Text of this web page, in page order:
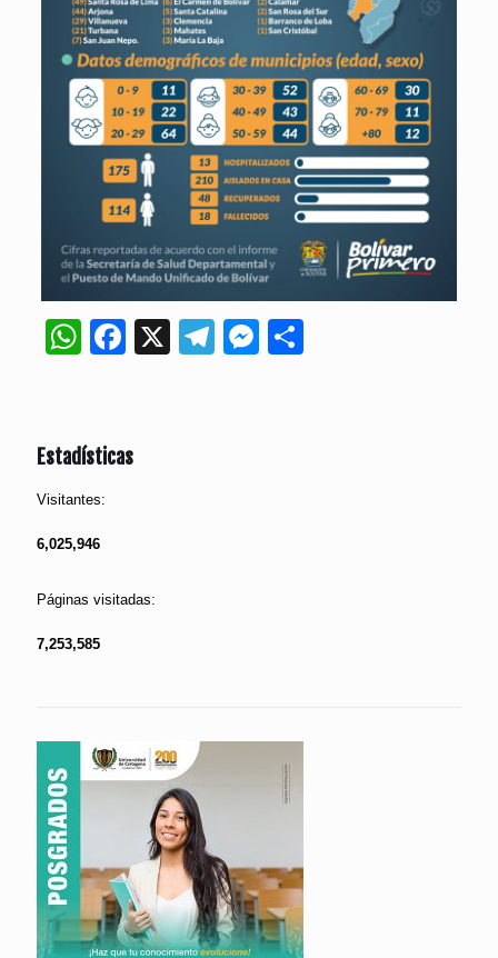
WhatsApp
Facebook
X Telegram
Messenger
Estadísticas
Visitantes:
6,025,946
Páginas visitadas:
7,253,585